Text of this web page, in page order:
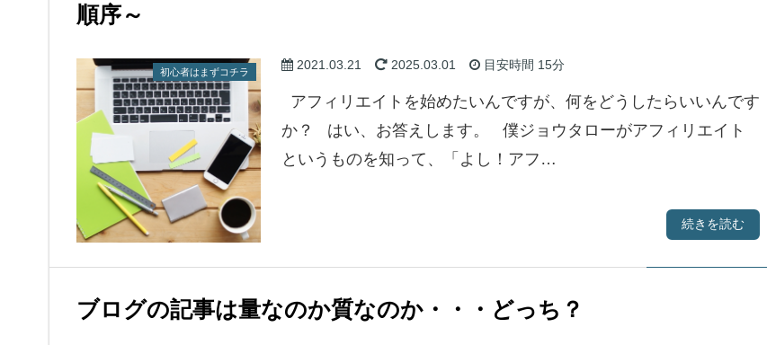
順序～
初心者はまずコチラ 2021.03.21 2025.03.01 目安時間 15分
アフィリエイトを始めたいんですが、何をどうしたらいいんです
か？ はい、お答えします。 僕ジョウタローがアフィリエイト
というものを知って、「よし！アフ…
続きを読む
ブログの記事は量なのか質なのか・・・どっち？